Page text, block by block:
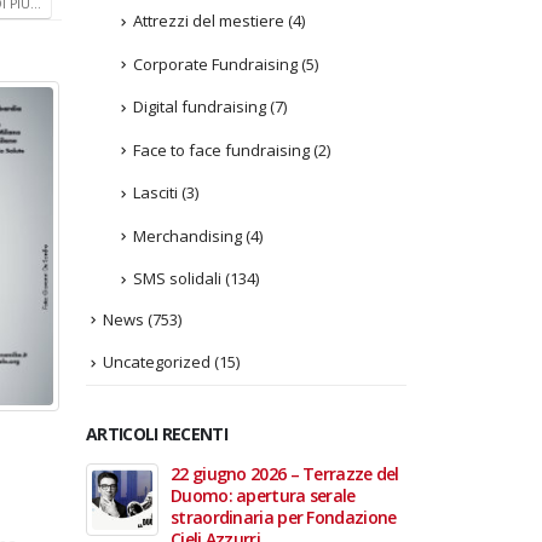
PIÙ...
Attrezzi del mestiere (4)
Corporate Fundraising(5)
Digital fundraising(7)
Face to face fundraising(2)
Lasciti (3)
Merchandising(4)
SMS solidali (134)
News (753)
Uncategorized (15)
ARTICOLI RECENTI
Scala
22 giugno 2026 – Terrazze del
Duomo: apertura serale
straordinaria per Fondazione